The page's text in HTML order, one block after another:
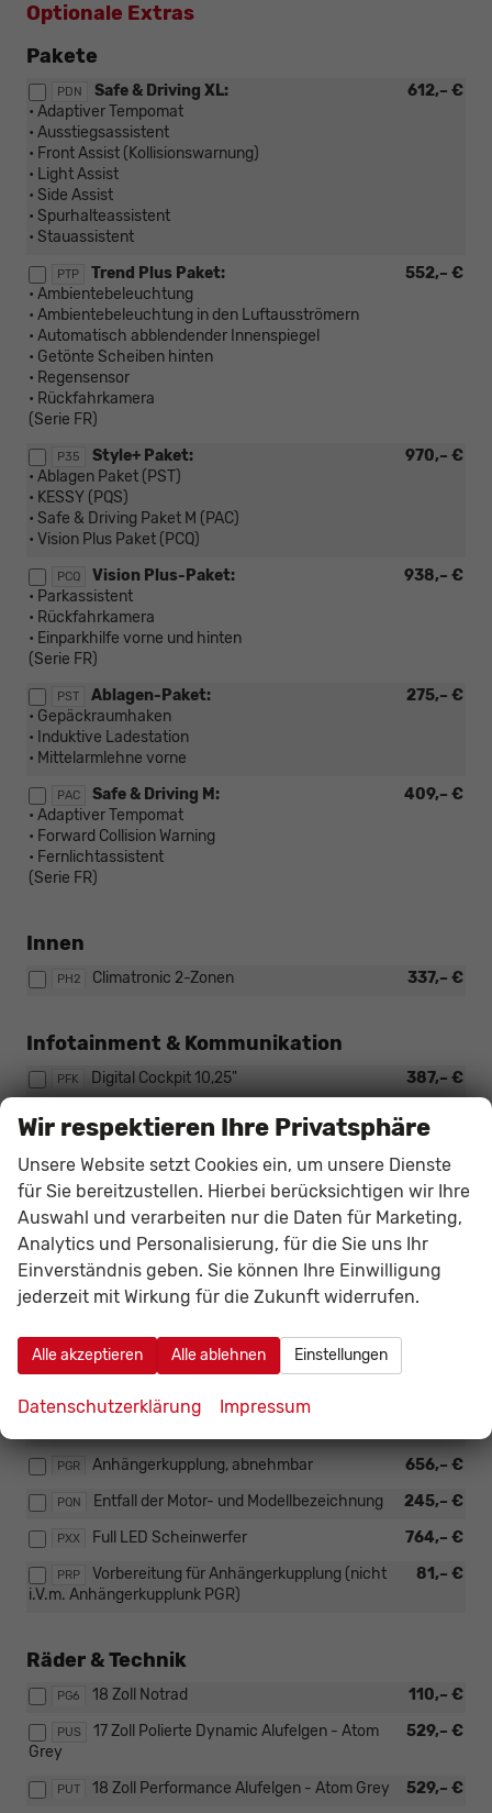
Optionale Extras
Pakete
PDN 612,– €
Safe & Driving XL:
• Adaptiver Tempomat
• Ausstiegsassistent
• Front Assist (Kollisionswarnung)
• Light Assist
• Side Assist
• Spurhalteassistent
• Stauassistent
PTP 552,– €
Trend Plus Paket:
• Ambientebeleuchtung
• Ambientebeleuchtung in den Luftausströmern
• Automatisch abblendender Innenspiegel
• Getönte Scheiben hinten
• Regensensor
• Rückfahrkamera
(Serie FR)
P35 970,– €
Style+ Paket:
• Ablagen Paket (PST)
• KESSY (PQS)
• Safe & Driving Paket M (PAC)
• Vision Plus Paket (PCQ)
PCQ 938,– €
Vision Plus-Paket:
• Parkassistent
• Rückfahrkamera
• Einparkhilfe vorne und hinten
(Serie FR)
PST 275,– €
Ablagen-Paket:
• Gepäckraumhaken
• Induktive Ladestation
• Mittelarmlehne vorne
PAC 409,– €
Safe & Driving M:
• Adaptiver Tempomat
• Forward Collision Warning
• Fernlichtassistent
(Serie FR)
Innen
PH2 337,– €
Climatronic 2-Zonen
Infotainment & Kommunikation
PFK 387,– €
Digital Cockpit 10,25"
Navigation
Notrad PG6 und Navigation ZN1)
Sicherheit & Assistenz
PQS 439,– €
KESSY Schlüsselloses Schließsystem
146,– €
Alarm
Außen
PCO
Seitenscheiben hinten und Heckscheibe
PGR 656,– €
Anhängerkupplung, abnehmbar
PQN 245,– €
Entfall der Motor- und Modellbezeichnung
PXX 764,– €
Full LED Scheinwerfer
PRP 81,– €
Vorbereitung für Anhängerkupplung (nicht
i.V.m. Anhängerkupplunk PGR)
Räder & Technik
PG6 110,– €
18 Zoll Notrad
PUS 529,– €
17 Zoll Polierte Dynamic Alufelgen - Atom
Grey
PUT 529,– €
18 Zoll Performance Alufelgen - Atom Grey
Wir respektieren Ihre Privatsphäre
Unsere Website setzt Cookies ein, um unsere Dienste
für Sie bereitzustellen. Hierbei berücksichtigen wir Ihre
Auswahl und verarbeiten nur die Daten für Marketing,
Analytics und Personalisierung, für die Sie uns Ihr
Einverständnis geben. Sie können Ihre Einwilligung
jederzeit mit Wirkung für die Zukunft widerrufen.
Alle akzeptieren Alle ablehnen Einstellungen
Datenschutzerklärung Impressum